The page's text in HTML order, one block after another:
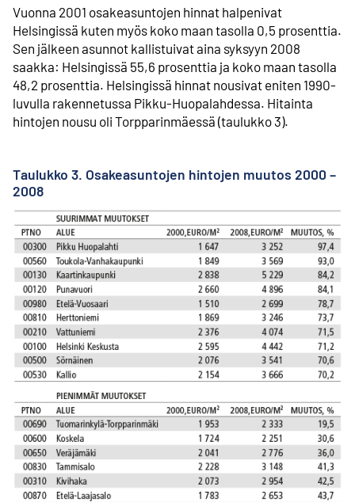
Vuonna 2001 osakeasuntojen hinnat halpenivat
Helsingissä kuten myös koko maan tasolla 0,5 prosenttia.
Sen jälkeen asunnot kallistuivat aina syksyyn 2008
saakka: Helsingissä 55,6 prosenttia ja koko maan tasolla
48,2 prosenttia. Helsingissä hinnat nousivat eniten 1990-
luvulla rakennetussa Pikku-Huopalahdessa. Hitainta
hintojen nousu oli Torpparin­mäessä (taulukko 3).
Taulukko 3. Osakeasuntojen hintojen muutos 2000 –
2008